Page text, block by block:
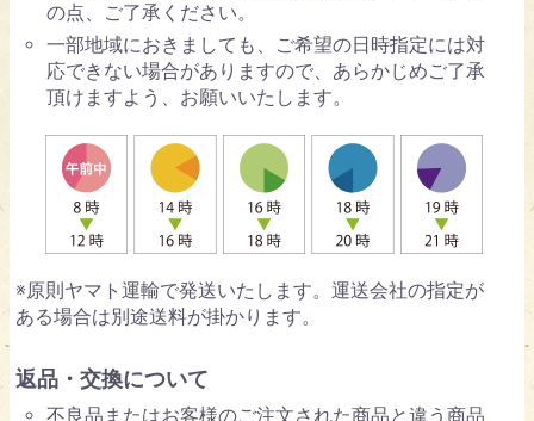
の点、ご了承ください。
一部地域におきましても、ご希望の日時指定には対
応できない場合がありますので、あらかじめご了承
頂けますよう、お願いいたします。
※原則ヤマト運輸で発送いたします。運送会社の指定が
ある場合は別途送料が掛かります。
返品・交換について
不良品またはお客様のご注文された商品と違う商品